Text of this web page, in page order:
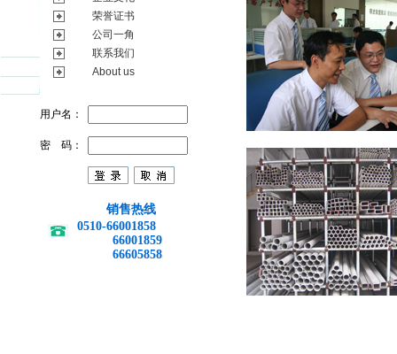
荣誉证书
公司一角
联系我们
About us
用户名：
密 码：
销售热线
0510-66001858
66001859
66605858